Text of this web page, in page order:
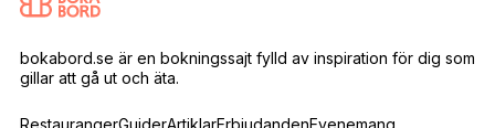
bokabord.se är en bokningssajt fylld av inspiration för dig som
gillar att gå ut och äta.